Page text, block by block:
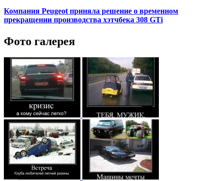
Компания Peugeot приняла решение о временном
прекращении производства хэтчбека 308 GTi
Фото галерея